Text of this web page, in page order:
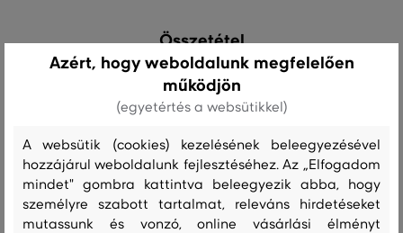
Összetétel
100 %
Kezelési útmutató
Azért, hogy weboldalunk megfelelően
működjön
(egyetértés a websütikkel)
A websütik (cookies) kezelésének beleegyezésével
hozzájárul weboldalunk fejlesztéséhez. Az „Elfogadom
mindet" gombra kattintva beleegyezik abba, hogy
személyre szabott tartalmat, releváns hirdetéseket
mutassunk és vonzó, online vásárlási élményt